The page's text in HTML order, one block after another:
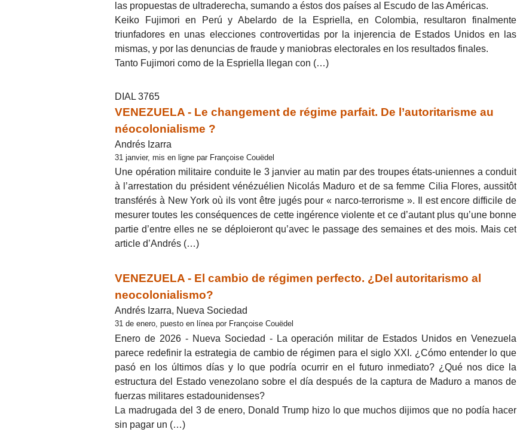
las propuestas de ultraderecha, sumando a éstos dos países al Escudo de las Américas.
Keiko Fujimori en Perú y Abelardo de la Espriella, en Colombia, resultaron finalmente
triunfadores en unas elecciones controvertidas por la injerencia de Estados Unidos en las
mismas, y por las denuncias de fraude y maniobras electorales en los resultados finales.
Tanto Fujimori como de la Espriella llegan con (…)
DIAL 3765
VENEZUELA - Le changement de régime parfait. De l’autoritarisme au
néocolonialisme ?
Andrés Izarra
31 janvier, mis en ligne par Françoise Couëdel
Une opération militaire conduite le 3 janvier au matin par des troupes états-uniennes a conduit
à l’arrestation du président vénézuélien Nicolás Maduro et de sa femme Cilia Flores, aussitôt
transférés à New York où ils vont être jugés pour « narco-terrorisme ». Il est encore difficile de
mesurer toutes les conséquences de cette ingérence violente et ce d’autant plus qu’une bonne
partie d’entre elles ne se déploieront qu’avec le passage des semaines et des mois. Mais cet
article d’Andrés (…)
VENEZUELA - El cambio de régimen perfecto. ¿Del autoritarismo al
neocolonialismo?
Andrés Izarra, Nueva Sociedad
31 de enero, puesto en línea por Françoise Couëdel
Enero de 2026 - Nueva Sociedad - La operación militar de Estados Unidos en Venezuela
parece redefinir la estrategia de cambio de régimen para el siglo XXI. ¿Cómo entender lo que
pasó en los últimos días y lo que podría ocurrir en el futuro inmediato? ¿Qué nos dice la
estructura del Estado venezolano sobre el día después de la captura de Maduro a manos de
fuerzas militares estadounidenses?
La madrugada del 3 de enero, Donald Trump hizo lo que muchos dijimos que no podía hacer
sin pagar un (…)